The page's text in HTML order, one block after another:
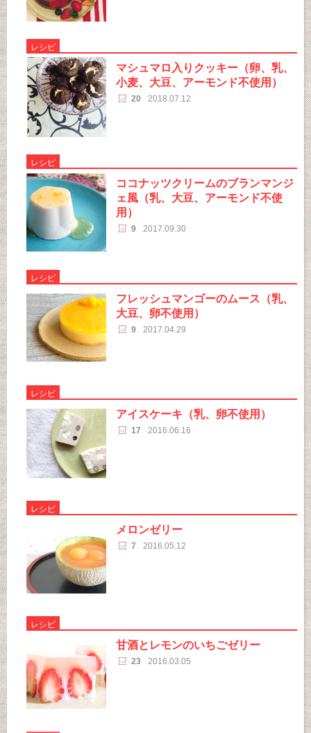
レシピ
マシュマロ入りクッキー（卵、乳、
小麦、大豆、アーモンド不使用）
20 2018.07.12
レシピ
ココナッツクリームのブランマンジ
ェ風（乳、大豆、アーモンド不使
用）
9 2017.09.30
レシピ
フレッシュマンゴーのムース（乳、
大豆、卵不使用）
9 2017.04.29
レシピ
アイスケーキ（乳、卵不使用）
17 2016.06.16
レシピ
メロンゼリー
7 2016.05.12
レシピ
甘酒とレモンのいちごゼリー
23 2016.03.05